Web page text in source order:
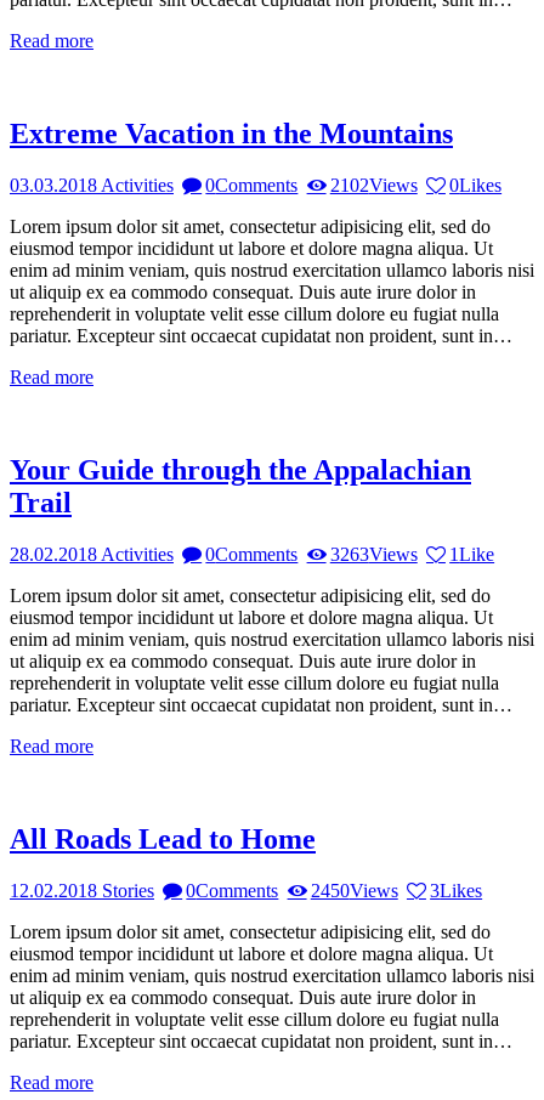
Read more
Extreme Vacation in the Mountains
03.03.2018 Activities 0Comments 2102Views 0Likes
Lorem ipsum dolor sit amet, consectetur adipisicing elit, sed do
eiusmod tempor incididunt ut labore et dolore magna aliqua. Ut
enim ad minim veniam, quis nostrud exercitation ullamco laboris nisi
ut aliquip ex ea commodo consequat. Duis aute irure dolor in
reprehenderit in voluptate velit esse cillum dolore eu fugiat nulla
pariatur. Excepteur sint occaecat cupidatat non proident, sunt in…
Read more
Your Guide through the Appalachian
Trail
28.02.2018 Activities 0Comments 3263Views 1Like
Lorem ipsum dolor sit amet, consectetur adipisicing elit, sed do
eiusmod tempor incididunt ut labore et dolore magna aliqua. Ut
enim ad minim veniam, quis nostrud exercitation ullamco laboris nisi
ut aliquip ex ea commodo consequat. Duis aute irure dolor in
reprehenderit in voluptate velit esse cillum dolore eu fugiat nulla
pariatur. Excepteur sint occaecat cupidatat non proident, sunt in…
Read more
All Roads Lead to Home
12.02.2018 Stories 0Comments 2450Views 3Likes
Lorem ipsum dolor sit amet, consectetur adipisicing elit, sed do
eiusmod tempor incididunt ut labore et dolore magna aliqua. Ut
enim ad minim veniam, quis nostrud exercitation ullamco laboris nisi
ut aliquip ex ea commodo consequat. Duis aute irure dolor in
reprehenderit in voluptate velit esse cillum dolore eu fugiat nulla
pariatur. Excepteur sint occaecat cupidatat non proident, sunt in…
Read more